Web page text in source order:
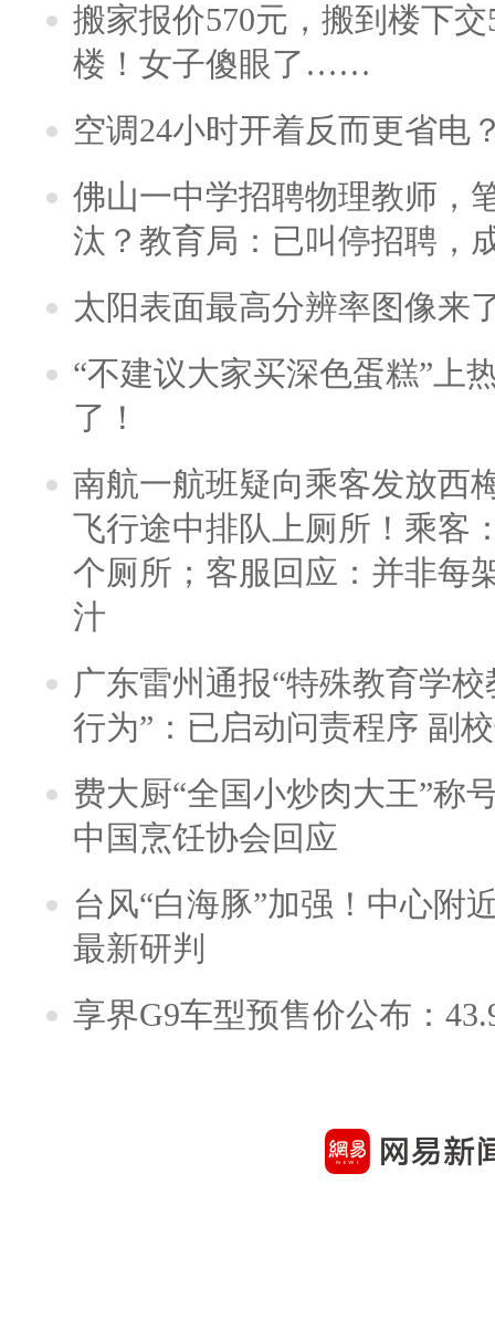
搬家报价570元，搬到楼下
楼！女子傻眼了……
空调24小时开着反而更省电
佛山一中学招聘物理教师，
汰？教育局：已叫停招聘，
太阳表面最高分辨率图像来
“不建议大家买深色蛋糕”上
了！
南航一航班疑向乘客发放西
飞行途中排队上厕所！乘客
个厕所；客服回应：并非每
汁
广东雷州通报“特殊教育学
行为”：已启动问责程序 副
费大厨“全国小炒肉大王”称
中国烹饪协会回应
台风“白海豚”加强！中心附
最新研判
享界G9车型预售价公布：